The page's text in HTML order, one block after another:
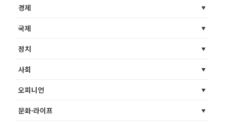
경제
국제
정치
사회
오피니언
문화·라이프